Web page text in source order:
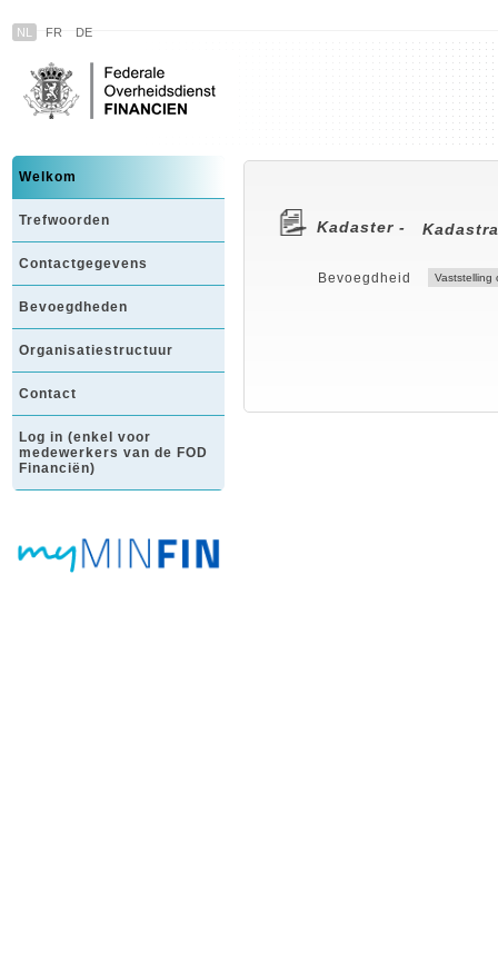
NL FR DE
Welkom
Trefwoorden
Contactgegevens
Bevoegdheden
Organisatiestructuur
Contact
Log in (enkel voor
medewerkers van de FOD
Financiën)
Kadaster -
Bevoegdheid